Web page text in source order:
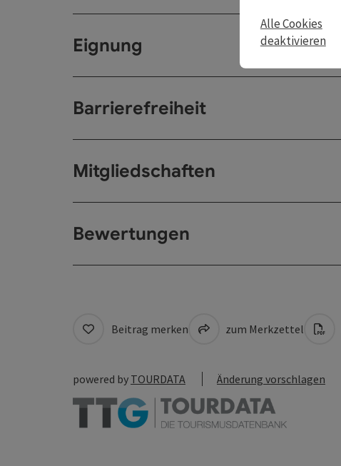
Eignung
Barrierefreiheit
Mitgliedschaften
Bewertungen
Beitrag merken zum Merkzettel
powered by TOURDATA Änderung vorschlagen
Alle Cookies
deaktivieren